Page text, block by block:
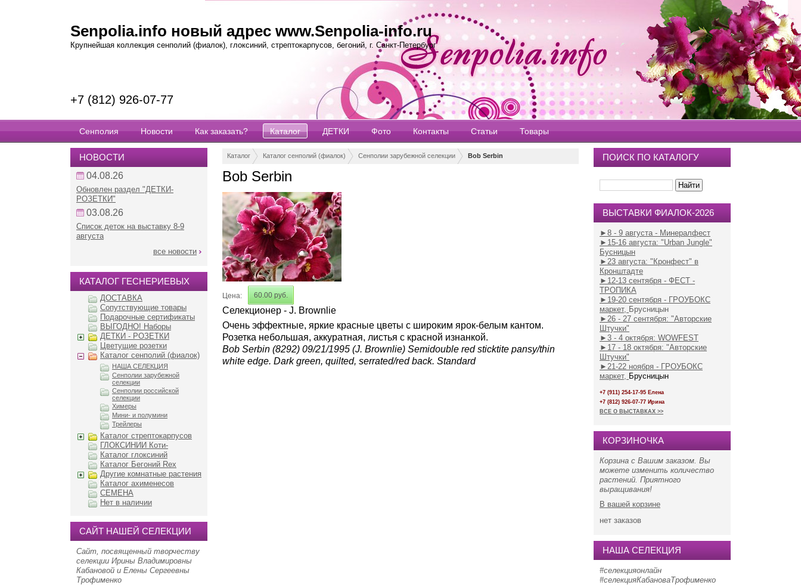
Каталог Каталог сенполий (фиалок) Сенполии зарубежной селекции Bob Serbin
Bob Serbin
Цена: 60.00 руб.
Селекционер - J. Brownlie
Очень эффектные, яркие красные цветы с широким ярок-белым кантом.
Розетка небольшая, аккуратная, листья с красной изнанкой.
Bob Serbin (8292) 09/21/1995 (J. Brownlie) Semidouble red sticktite pansy/thin
white edge. Dark green, quilted, serrated/red back. Standard
НОВОСТИ
04.08.26
Обновлен раздел "ДЕТКИ-
РОЗЕТКИ"
03.08.26
Список деток на выставку 8-9
августа
все новости
КАТАЛОГ ГЕСНЕРИЕВЫХ
ДОСТАВКА
Сопутствующие товары
Подарочные сертификаты
ВЫГОДНО! Наборы
ДЕТКИ - РОЗЕТКИ
Цветущие розетки
Каталог сенполий (фиалок)
НАША СЕЛЕКЦИЯ
Сенполии зарубежной
селекции
Сенполии российской
селекции
Химеры
Мини- и полумини
Трейлеры
Каталог стрептокарпусов
ГЛОКСИНИИ Коти-
Каталог глоксиний
Каталог Бегоний Rex
Другие комнатные растения
Каталог ахименесов
СЕМЕНА
Нет в наличии
САЙТ НАШЕЙ СЕЛЕКЦИИ
Сайт, посвященный творчеству
селекции Ирины Владимировны
Кабановой и Елены Сергеевны
Трофименко
ПОИСК ПО КАТАЛОГУ
ВЫСТАВКИ ФИАЛОК-2026
►8 - 9 августа - Минералфест
►15-16 августа: "Urban Jungle"
Бусницын
►23 августа: "Кронфест" в
Кронштадте
► 12-13 сентября - ФЕСТ -
ТРОПИКА
►19-20 сентября - ГРОУБОКС
маркет, Брусницын
►26 - 27 сентября: "Авторские
Штучки"
►3 - 4 октября: WOWFEST
►17 - 18 октября: "Авторские
Штучки"
►21-22 ноября - ГРОУБОКС
маркет, Брусницын
+7 (911) 254-17-95 Елена
+7 (812) 926-07-77 Ирина
ВСЕ О ВЫСТАВКАХ >>
КОРЗИНОЧКА
Корзина с Вашим заказом. Вы
можете изменить количество
растений. Приятного
выращивания!
В вашей корзине
нет заказов
НАША СЕЛЕКЦИЯ
#селекцияонлайн
#селекцияКабановаТрофименко
Senpolia.info новый адрес www.Senpolia-info.ru
Крупнейшая коллекция сенполий (фиалок), глоксиний, стрептокарпусов, бегоний, г. Санкт-Петербург
+7 (812) 926-07-77
Сенполия Новости Как заказать? Каталог ДЕТКИ Фото Контакты Статьи Товары